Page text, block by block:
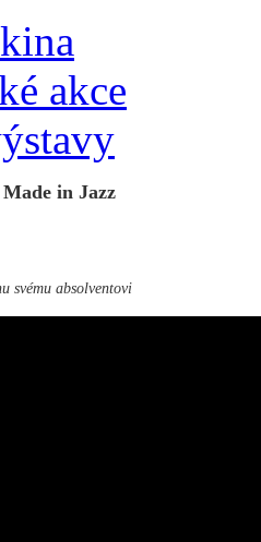
akce
in Jazz
svému absolventovi